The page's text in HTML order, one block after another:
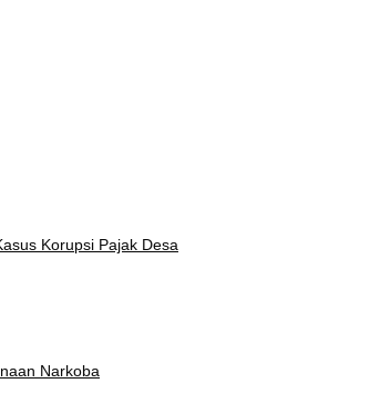
Korupsi Pajak Desa
Narkoba